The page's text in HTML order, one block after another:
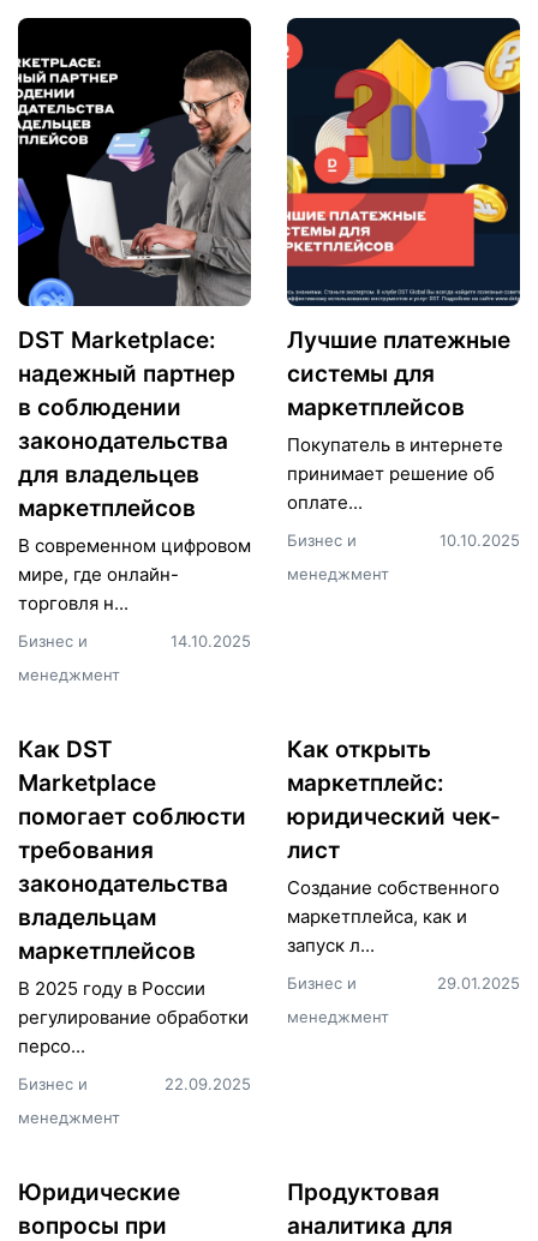
DST Marketplace:
надежный партнер
в соблюдении
законодательства
для владельцев
маркетплейсов
В современном цифровом
мире, где онлайн-
торговля н...
Бизнес и
менеджмент
14.10.2025
Лучшие платежные
системы для
маркетплейсов
Покупатель в интернете
принимает решение об
оплате...
Бизнес и
менеджмент
10.10.2025
Как DST
Marketplace
помогает соблюсти
требования
законодательства
владельцам
маркетплейсов
В 2025 году в России
регулирование обработки
персо...
Бизнес и
менеджмент
22.09.2025
Как открыть
маркетплейс:
юридический чек-
лист
Создание собственного
маркетплейса, как и
запуск л...
Бизнес и
менеджмент
29.01.2025
Юридические
вопросы при
Продуктовая
аналитика для